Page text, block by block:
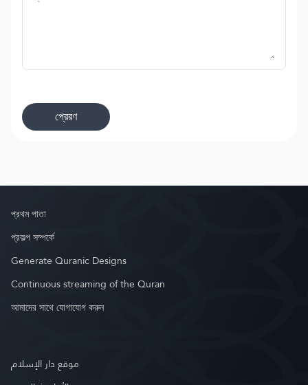
প্রেরণ
প্রথম পাতা
প্রকল্প সম্পর্কে
Generate Quranic Designs
Continuous streaming of the Quran
আমাদের সাথে যোগাযোগ করুন
موقع دار الإسلام